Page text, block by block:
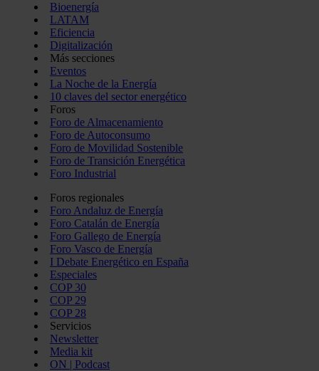
Bioenergía
LATAM
Eficiencia
Digitalización
Más secciones
Eventos
La Noche de la Energía
10 claves del sector energético
Foros
Foro de Almacenamiento
Foro de Autoconsumo
Foro de Movilidad Sostenible
Foro de Transición Energética
Foro Industrial
Foros regionales
Foro Andaluz de Energía
Foro Catalán de Energía
Foro Gallego de Energía
Foro Vasco de Energía
I Debate Energético en España
Especiales
COP 30
COP 29
COP 28
Servicios
Newsletter
Media kit
ON | Podcast